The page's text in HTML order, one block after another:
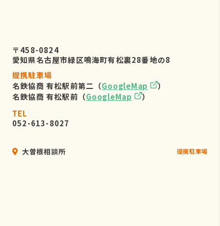
〒458-0824
愛知県名古屋市緑区鳴海町有松裏28番地の8
提携駐車場
名鉄協商 有松駅前第二（GoogleMap
）
名鉄協商 有松駅前（GoogleMap
）
TEL
052-613-8027
大曽根相談所 提携駐車場